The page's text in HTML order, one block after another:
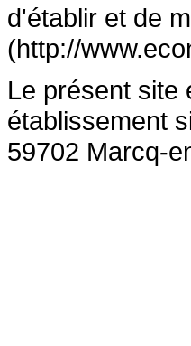
d'établir et de
(http://
Le présent site
établissement
59702 Marcq-